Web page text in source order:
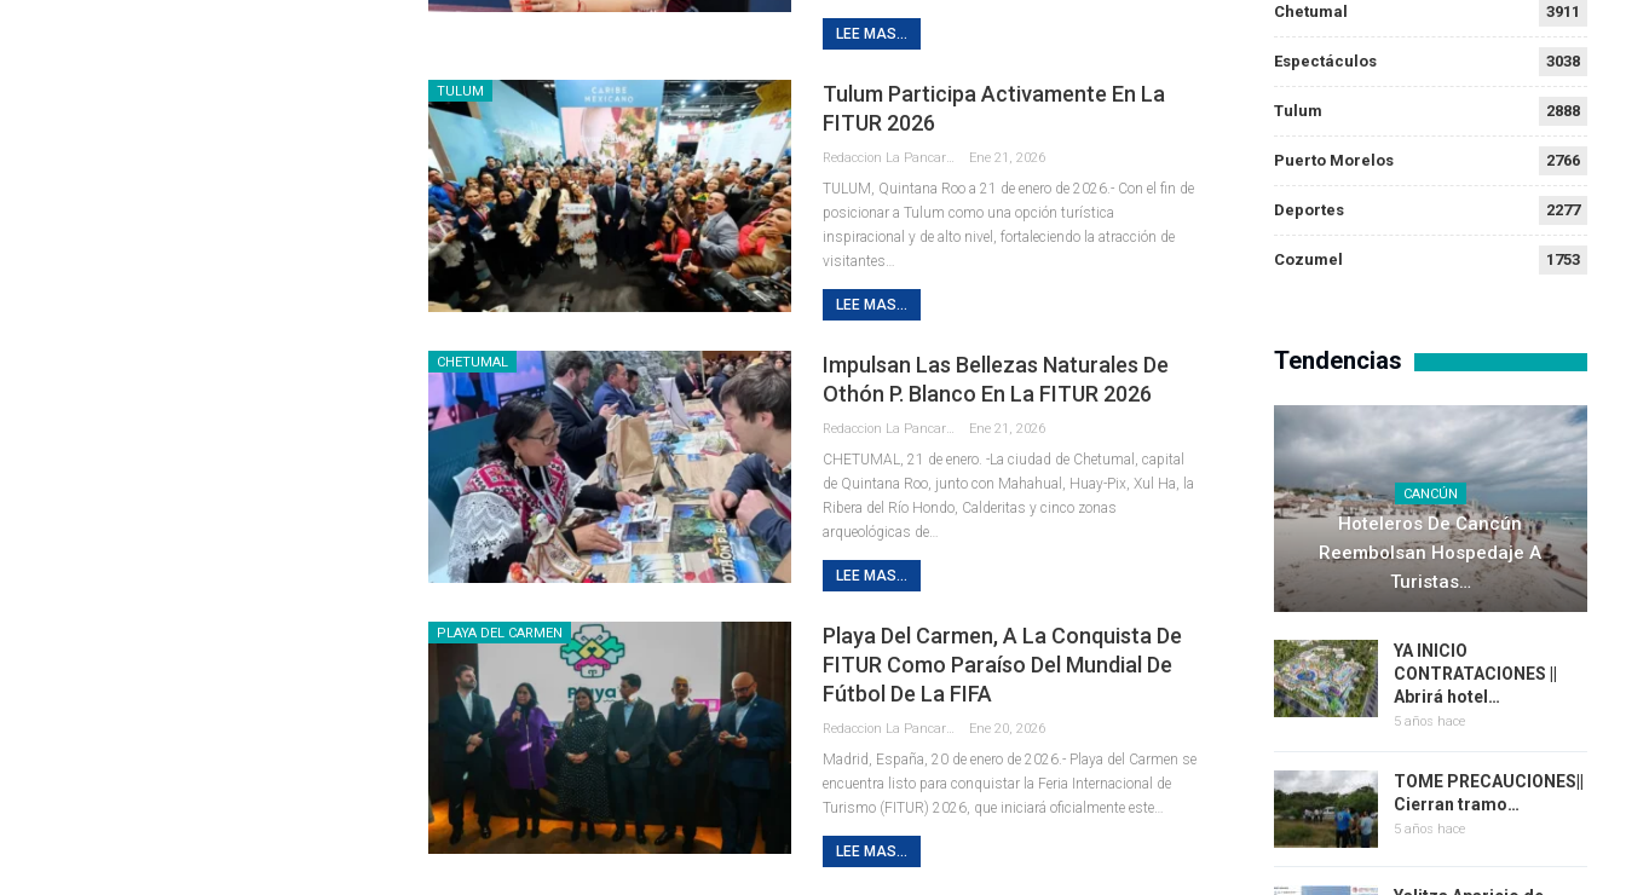
LEE MAS...
TULUM
Tulum Participa Activamente En La
FITUR 2026
Ene 21, 2026
TULUM, Quintana Roo a 21 de enero de 2026.- Con el fin de
posicionar a Tulum como una opción turística
inspiracional y de alto nivel, fortaleciendo la atracción de
visitantes
LEE MAS...
CHETUMAL
Impulsan Las Bellezas Naturales De
Othón P. Blanco En La FITUR 2026
Ene 21, 2026
CHETUMAL, 21 de enero. -La ciudad de Chetumal, capital
de Quintana Roo, junto con Mahahual, Huay-Pix, Xul Ha, la
Ribera del Río Hondo, Calderitas y cinco zonas
arqueológicas de
LEE MAS...
PLAYA DEL CARMEN
Playa Del Carmen, A La Conquista De
FITUR Como Paraíso Del Mundial De
Fútbol De La FIFA
Ene 20, 2026
Madrid, España, 20 de enero de 2026.- Playa del Carmen se
encuentra listo para conquistar la Feria Internacional de
Turismo (FITUR) 2026, que iniciará oficialmente este
LEE MAS...
Chetumal 3911
Espectáculos 3038
Tulum 2888
Puerto Morelos 2766
Deportes 2277
Cozumel 1753
Tendencias
CANCÚN
Hoteleros De Cancún
Reembolsan Hospedaje A
Turistas…
YA INICIO
CONTRATACIONES ||
Abrirá hotel…
5 años hace
TOME PRECAUCIONES||
Cierran tramo…
5 años hace